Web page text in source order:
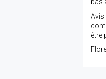
bas
Avis
être